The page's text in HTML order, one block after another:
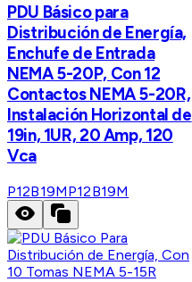
PDU Básico para
Distribución de Energía,
Enchufe de Entrada
NEMA 5-20P, Con 12
Contactos NEMA 5-20R,
Instalación Horizontal de
19in, 1UR, 20 Amp, 120
Vca
P12B19MP12B19M